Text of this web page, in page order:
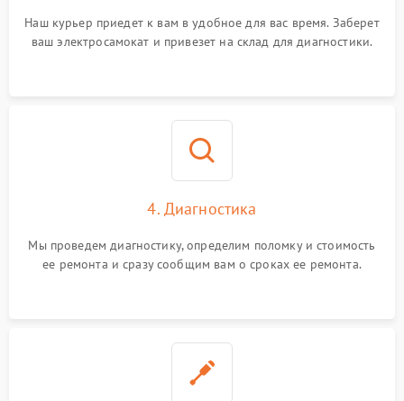
Наш курьер приедет к вам в удобное для вас время. Заберет
ваш электросамокат и привезет на склад для диагностики.
4. Диагностика
Мы проведем диагностику, определим поломку и стоимость
ее ремонта и сразу сообщим вам о сроках ее ремонта.